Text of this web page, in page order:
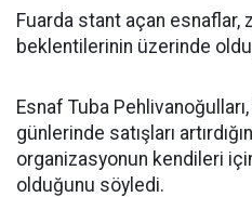
Fuarda stant açan esnaflar,
beklentilerinin üzerinde
Esnaf Tuba
günlerinde satışları
organizasyonun kendileri
olduğunu söyledi.